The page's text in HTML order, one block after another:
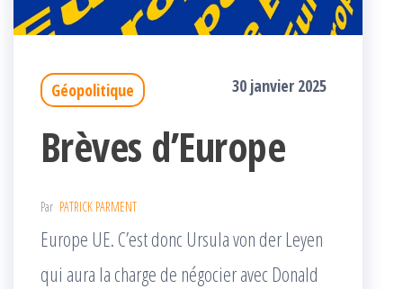
Géopolitique 30 janvier 2025
Brèves d’Europe
Par PATRICK PARMENT
Europe UE. C’est donc Ursula von der Leyen
qui aura la charge de négocier avec Donald